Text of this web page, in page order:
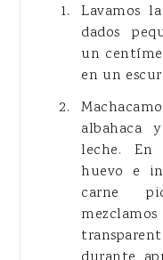
Lavamos
dados
un
en un
albahaca
leche.
huevo e
carne